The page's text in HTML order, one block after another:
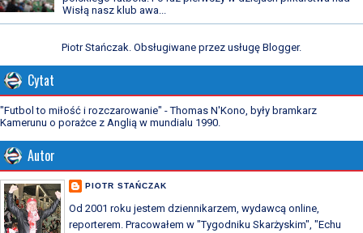
Wisłą nasz klub awa...
Piotr Stańczak. Obsługiwane przez usługę Blogger.
Cytat
"Futbol to miłość i rozczarowanie" - Thomas N'Kono, były bramkarz
Kamerunu o porażce z Anglią w mundialu 1990.
Autor
PIOTR STAŃCZAK
Od 2001 roku jestem dziennikarzem, wydawcą online,
reporterem. Pracowałem w "Tygodniku Skarżyskim", "Echu